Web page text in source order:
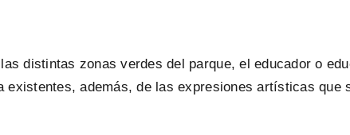
distintas zonas verdes del parque, el educador o
además, de las expresiones artísticas que